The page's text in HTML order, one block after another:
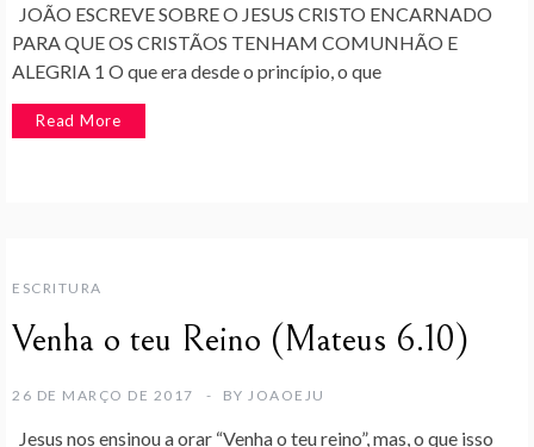
JOÃO ESCREVE SOBRE O JESUS CRISTO ENCARNADO
PARA QUE OS CRISTÃOS TENHAM COMUNHÃO E
ALEGRIA 1 O que era desde o princípio, o que
Read More
ESCRITURA
Venha o teu Reino (Mateus 6.10)
26 DE MARÇO DE 2017 BY JOAOEJU
Jesus nos ensinou a orar “Venha o teu reino”, mas, o que isso